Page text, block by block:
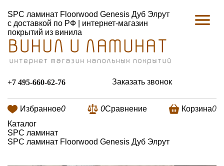
SPC ламинат Floorwood Genesis Дуб Элрут
с доставкой по РФ | интернет-магазин
покрытий из винила
+7 495-660-62-76 Заказать звонок
Избранное0 0Сравнение Корзина0
Каталог
SPC ламинат
SPC ламинат Floorwood Genesis Дуб Элрут